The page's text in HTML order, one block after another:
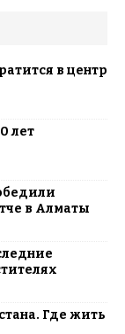
в центр
лет
в Алматы
Где жить